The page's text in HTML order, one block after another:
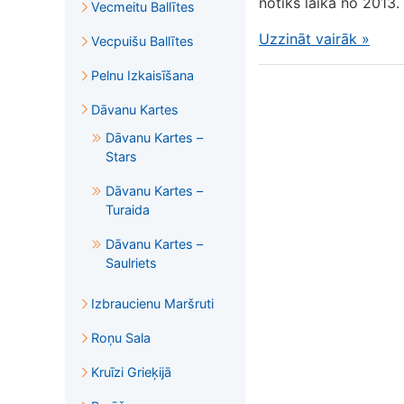
Vecmeitu Ballītes
Vecpuišu Ballītes
Pelnu Izkaisīšana
Dāvanu Kartes
Dāvanu Kartes –
Stars
Dāvanu Kartes –
Turaida
Dāvanu Kartes –
Saulriets
Izbraucienu Maršruti
Roņu Sala
Kruīzi Grieķijā
Uzzināt vairāk »